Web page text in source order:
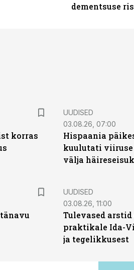
dementsuse
korras
UUDISED
03.08.26, 07:00
Hispaania
kuulutati
välja
UUDISED
03.08.26, 11:00
Tulevased
praktikale Ida-
ja tegelikkusest